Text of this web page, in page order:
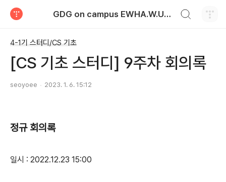
GDG on campus EWHA.W.UNIV Tech Blog
4-1기 스터디/CS 기초
[CS 기초 스터디] 9주차 회의록
seoyoee 2023. 1. 6. 15:12
정규 회의록
일시 : 2022.12.23 15:00